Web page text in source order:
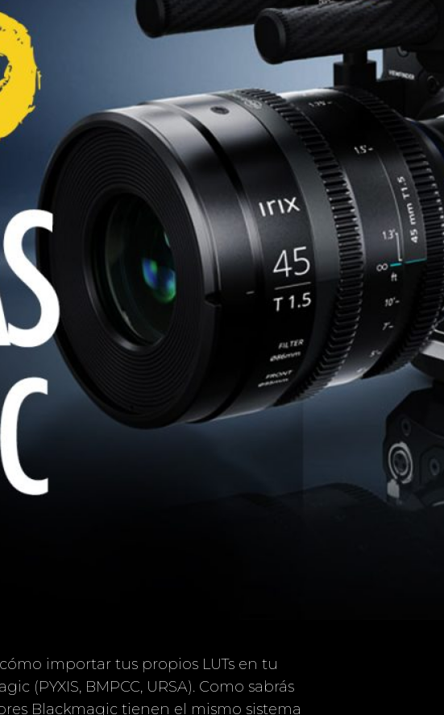
importar tus propios LUTs en tu
(PYXIS, BMPCC, URSA). Como sabrás
Blackmagic tienen el mismo sistema